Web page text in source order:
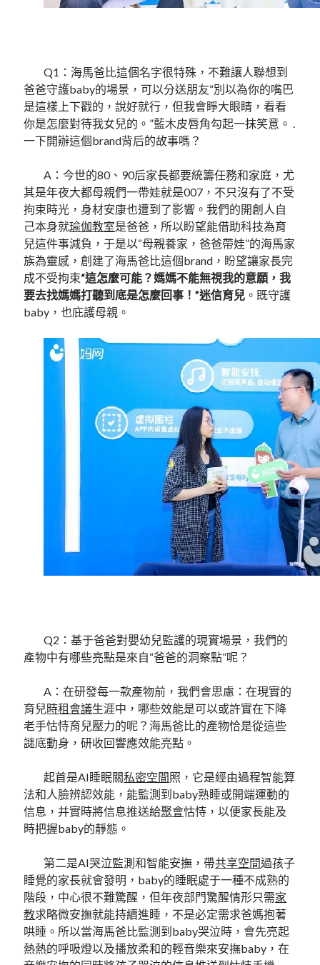
Q1：海馬爸比這個名字很特殊，不難讓人聯想到
爸爸守護baby的場景，可以分送朋友“別以為你的嘴巴
是這樣上下戳的，說好就行，但我會睜大眼睛，看看
你是怎麼對待我女兒的。”藍木皮唇角勾起一抹笑意。 .
一下開辦這個brand背后的故事嗎？
A：今世的80、90后家長都要統籌任務和家庭，尤
其是年夜大都母親們一帶娃就是007，不只沒有了不受
拘束時光，身材安康也遭到了影響。我們的開創人自
己本身就瑜伽教室是爸爸，所以盼望能借助科技為育
兒這件事減負，于是以“母親養家，爸爸帶娃”的海馬家
族為靈感，創建了海馬爸比這個brand，盼望讓家長完
成不受拘束“這怎麼可能？媽媽不能無視我的意願，我
要去找媽媽打聽到底是怎麼回事！”迷信育兒 。既守護
baby，也庇護母親。
Q2：基于爸爸對嬰幼兒監護的現實場景，我們的
產物中有哪些亮點是來自“爸爸的洞察點”呢？
A：在研發每一款產物前，我們會思慮：在現實的
育兒時租會議生涯中，哪些效能是可以或許實在下降
老手怙恃育兒壓力的呢？海馬爸比的產物恰是從這些
謎底動身，研收回響應效能亮點。
起首是AI睡眠關私密空間照，它是經由過程智能算
法和人臉辨認效能，能監測到baby熟睡或開端運動的
信息，并實時將信息推送給聚會怙恃，以便家長能及
時把握baby的靜態。
第二是AI哭泣監測和智能安撫，帶共享空間過孩子
睡覺的家長就會發明，baby的睡眠處于一種不成熟的
階段，中心很不難驚醒，但年夜部門驚醒情形只需家
教求略微安撫就能持續進睡，不是必定需求爸媽抱著
哄睡。所以當海馬爸比監測到baby哭泣時，會先亮起
熱熱的呼吸燈以及播放柔和的輕音樂來安撫baby，在